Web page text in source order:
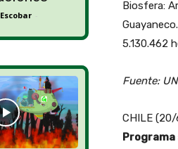
-
Biosfera:
5.130.462
Fuente:
CHILE
Programa